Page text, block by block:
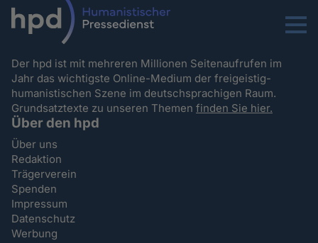
Menu
Der hpd ist mit mehreren Millionen Seitenaufrufen im
Jahr das wichtigste Online-Medium der freigeistig-
humanistischen Szene im deutschsprachigen Raum.
Grundsatztexte zu unseren Themenfinden Sie hier.
Über den hpd
Über uns
Redaktion
Trägerverein
Spenden
Impressum
Datenschutz
Werbung